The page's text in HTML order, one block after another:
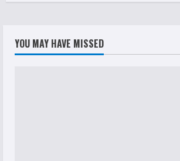
wpisów
YOU MAY HAVE MISSED